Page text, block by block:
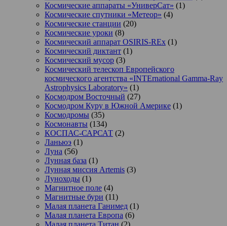
Космические аппараты «УниверСат» (1)
Космические спутники «Метеор» (4)
Космические станции (20)
Космические уроки (8)
Космический аппарат OSIRIS-REx (1)
Космический диктант (1)
Космический мусор (3)
Космический телескоп Европейского
космического агентства «INTErnational Gamma-Ray
Astrophysics Laboratory» (1)
Космодром Восточный (27)
Космодром Куру в Южной Америке (1)
Космодромы (35)
Космонавты (134)
КОСПАС-САРСАТ (2)
Ланьюэ (1)
Луна (56)
Лунная база (1)
Лунная миссия Artemis (3)
Луноходы (1)
Магнитное поле (4)
Магнитные бури (11)
Малая планета Ганимед (1)
Малая планета Европа (6)
Малая планета Титан (2)